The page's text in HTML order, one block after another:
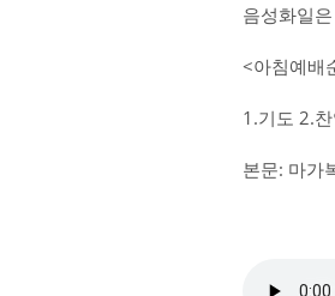
음성화일
<아침예배
1.기도 2.
본문: 마가